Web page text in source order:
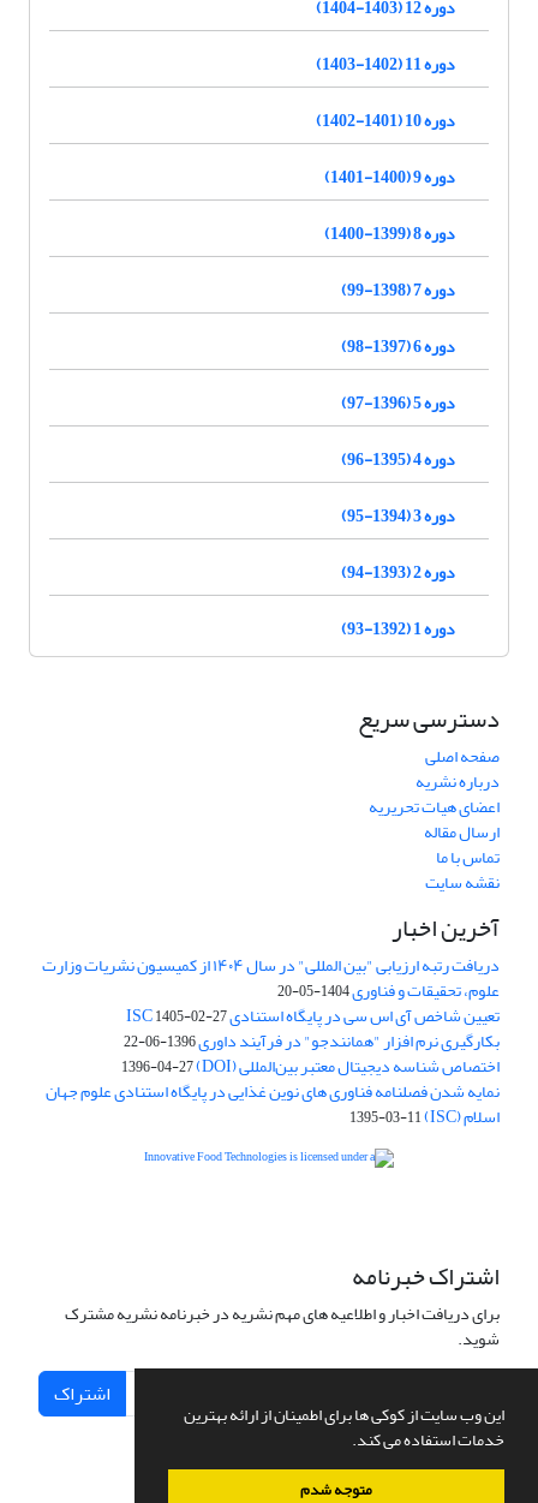
این وب سایت از کوکی ها برای اطمینان از ارائه بهترین
خدمات استفاده می کند.
متوجه شدم
دوره 12 (1403-1404)
دوره 11 (1402-1403)
دوره 10 (1401-1402)
دوره 9 (1400-1401)
دوره 8 (1399-1400)
دوره 7 (1398-99)
دوره 6 (1397-98)
دوره 5 (1396-97)
دوره 4 (1395-96)
دوره 3 (1394-95)
دوره 2 (1393-94)
دوره 1 (1392-93)
دسترسی سریع
صفحه اصلی
درباره نشریه
اعضای هیات تحریریه
ارسال مقاله
تماس با ما
نقشه سایت
آخرین اخبار
دریافت رتبه ارزیابی "بین المللی" در سال ۱۴۰۴ از کمیسیون نشریات وزارت
علوم، تحقیقات و فناوری1404-05-20
تعیین شاخص آی اس سی در پایگاه استنادی ISC1405-02-27
بکارگیری نرم افزار "همانندجو" در فرآیند داوری1396-06-22
اختصاص شناسه دیجیتال معتبر بین‌المللی (DOI) 1396-04-27
نمایه شدن فصلنامه فناوری های نوین غذایی در پایگاه استنادی علوم جهان
اسلام (ISC) 1395-03-11
اشتراک خبرنامه
برای دریافت اخبار و اطلاعیه های مهم نشریه در خبرنامه نشریه مشترک
شوید.
اشتراک